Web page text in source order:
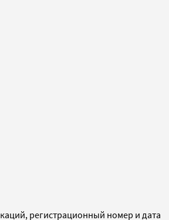
регистрационный номер и дата